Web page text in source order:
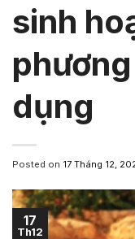
sinh
dụng
Posted on 17 Tháng 12,
17
Th12